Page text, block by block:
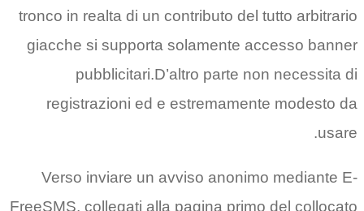
tronco in realta di un
giacche si supporta
pubblicitari.D’altro
registrazioni ed e
Verso inviare un avviso
FreeSMS, collegati alla pagina